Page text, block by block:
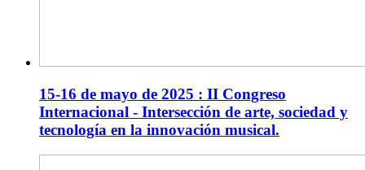
15-16 de mayo de 2025 : II Congreso
Internacional - Intersección de arte, sociedad y
tecnología en la innovación musical.